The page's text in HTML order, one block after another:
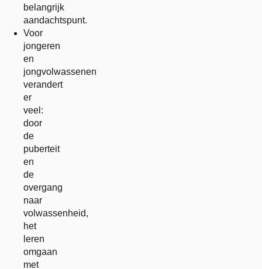
belangrijk
aandachtspunt.
Voor
jongeren
en
jongvolwassenen
verandert
er
veel:
door
de
puberteit
en
de
overgang
naar
volwassenheid,
het
leren
omgaan
met